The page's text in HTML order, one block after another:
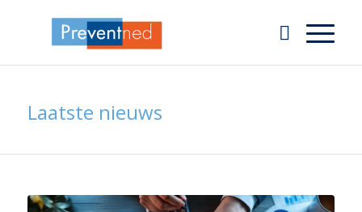
Laatste nieuws